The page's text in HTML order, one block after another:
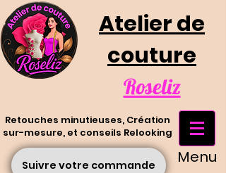
Atelier de
couture
Roseliz
Retouches minutieuses, Création
sur-mesure, et conseils Relooking
Suivre votre commande Menu